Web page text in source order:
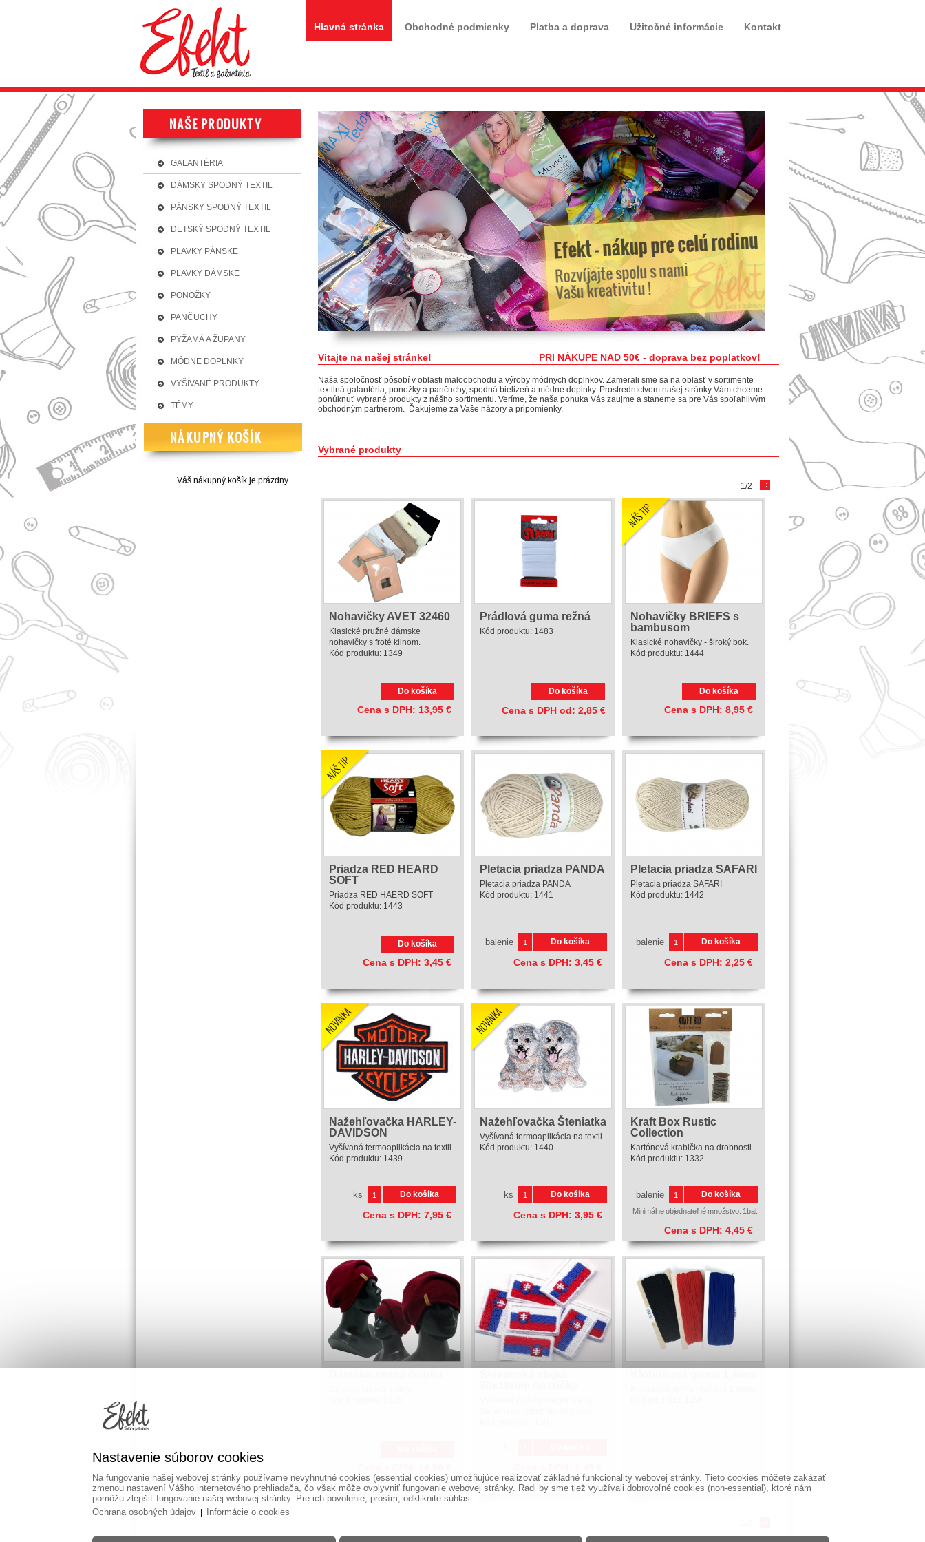
Hlavná stránka Obchodné podmienky Platba a doprava Užitočné informácie Kontakt
GALANTÉRIA
DÁMSKY SPODNÝ TEXTIL
PÁNSKY SPODNÝ TEXTIL
DETSKÝ SPODNÝ TEXTIL
PLAVKY PÁNSKE
PLAVKY DÁMSKE
PONOŽKY
PANČUCHY
PYŽAMÁ A ŽUPANY
MÓDNE DOPLNKY
VYŠÍVANÉ PRODUKTY
TÉMY
Váš nákupný košík je prázdny
Vitajte na našej stránke! PRI NÁKUPE NAD 50€ - doprava bez poplatkov!
Naša spoločnosť pôsobí v oblasti maloobchodu a výroby módnych doplnkov. Zamerali sme sa na oblasť v sortimente
textilná galantéria, ponožky a pančuchy, spodná bielizeň a módne doplnky. Prostredníctvom našej stránky Vám chceme
ponúknuť vybrané produkty z nášho sortimentu. Veríme, že naša ponuka Vás zaujme a staneme sa pre Vás spoľahlivým
obchodným partnerom. Ďakujeme za Vaše názory a pripomienky.
Vybrané produkty
1/2
Nohavičky AVET 32460
Klasické pružné dámske
nohavičky s froté klinom.
Kód produktu: 1349
Do košíka
Cena s DPH: 13,95 €
Prádlová guma režná
Kód produktu: 1483
Do košíka
Cena s DPH od: 2,85 €
Nohavičky BRIEFS s
bambusom
Klasické nohavičky - široký bok.
Kód produktu: 1444
Do košíka
Cena s DPH: 8,95 €
Priadza RED HEARD
SOFT
Priadza RED HAERD SOFT
Kód produktu: 1443
Do košíka
Cena s DPH: 3,45 €
Pletacia priadza PANDA
Pletacia priadza PANDA
Kód produktu: 1441
balenie Do košíka
Cena s DPH: 3,45 €
Pletacia priadza SAFARI
Pletacia priadza SAFARI
Kód produktu: 1442
balenie Do košíka
Cena s DPH: 2,25 €
Nažehľovačka HARLEY-
DAVIDSON
Vyšívaná termoaplikácia na textil.
Kód produktu: 1439
ks Do košíka
Cena s DPH: 7,95 €
Nažehľovačka Šteniatka
Vyšívaná termoaplikácia na textil.
Kód produktu: 1440
ks Do košíka
Cena s DPH: 3,95 €
Kraft Box Rustic
Collection
Kartónová krabička na drobnosti.
Kód produktu: 1332
balenie Do košíka
Minimálne objednateľné množstvo: 1bal.
Cena s DPH: 4,45 €
Nastavenie súborov cookies
Na fungovanie našej webovej stránky používame nevyhnutné cookies (essential cookies) umožňujúce realizovať základné funkcionality webovej stránky. Tieto cookies môžete zakázať
zmenou nastavení Vášho internetového prehliadača, čo však môže ovplyvniť fungovanie webovej stránky. Radi by sme tiež využívali dobrovoľné cookies (non-essential), ktoré nám
pomôžu zlepšiť fungovanie našej webovej stránky. Pre ich povolenie, prosím, odkliknite súhlas.
Ochrana osobných údajov
Informácie o cookies